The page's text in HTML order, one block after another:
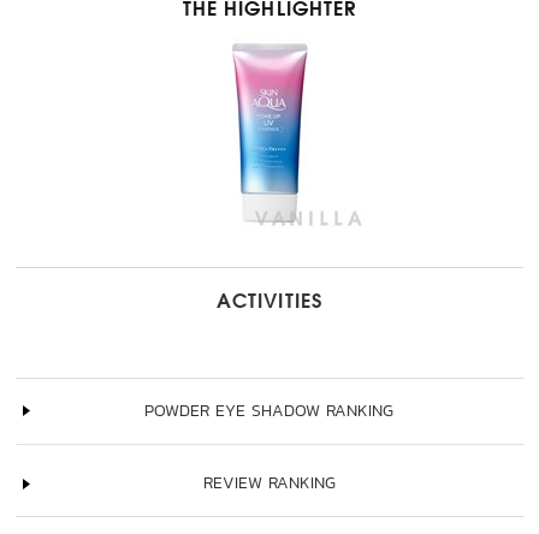
THE HIGHLIGHTER
ACTIVITIES
POWDER EYE SHADOW RANKING
REVIEW RANKING